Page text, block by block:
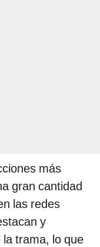
más
gran cantidad
las redes
y
trama, lo que